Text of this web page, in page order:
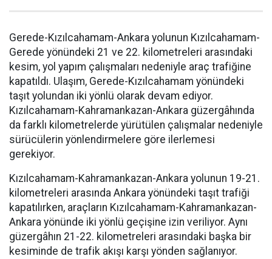
Gerede-Kızılcahamam-Ankara yolunun Kızılcahamam-
Gerede yönündeki 21 ve 22. kilometreleri arasındaki
kesim, yol yapım çalışmaları nedeniyle araç trafiğine
kapatıldı. Ulaşım, Gerede-Kızılcahamam yönündeki
taşıt yolundan iki yönlü olarak devam ediyor.
Kızılcahamam-Kahramankazan-Ankara güzergâhında
da farklı kilometrelerde yürütülen çalışmalar nedeniyle
sürücülerin yönlendirmelere göre ilerlemesi
gerekiyor.
Kızılcahamam-Kahramankazan-Ankara yolunun 19-21.
kilometreleri arasında Ankara yönündeki taşıt trafiği
kapatılırken, araçların Kızılcahamam-Kahramankazan-
Ankara yönünde iki yönlü geçişine izin veriliyor. Aynı
güzergâhın 21-22. kilometreleri arasındaki başka bir
kesiminde de trafik akışı karşı yönden sağlanıyor.